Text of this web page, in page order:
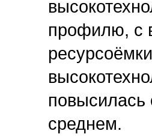
профилю, с
повысилась
среднем.